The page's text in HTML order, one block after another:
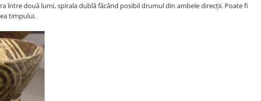
între două lumi, spirala dublă făcând posibil drumul din ambele direcții. Poate fi
timpului.